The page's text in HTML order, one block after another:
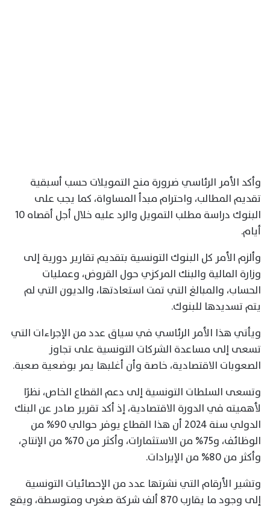
وأكد الأمر الرئاسي ضرورة منح التمويلات حسب أسبقية
تقديم المطالب، واحترام مبدأ المساواة، كما يجب على
البنوك دراسة مطلب التمويل والرد عليه خلال أجل أقصاه 10
أيام.
وألزم الأمر كل البنوك التونسية بتقديم تقارير دورية إلى
وزارة المالية والبنك المركزي حول القروض، وعمليات
الحساب، والمبالغ التي تمت استعادتها، والديون التي لم
يتم تسديدها للبنوك.
ويأتي هذا الأمر الرئاسي في سياق عدد من الإجراءات التي
تسعى إلى مساعدة الشركات التونسية على تجاوز
الصعوبات الاقتصادية، خاصة وأن أغلبها يمر بوضعية صعبة.
وتسعى السلطات التونسية إلى دعم القطاع الخاص، نظرًا
لأهميته في الدورة الاقتصادية، إذ أكد تقرير صادر عن البنك
الدولي سنة 2024 أن هذا القطاع يوفر حوالي 90% من
الوظائف، و75% من الاستثمارات، وأكثر من 70% من الإنتاج،
وأكثر من 80% من الإيرادات.
وتشير الأرقام التي نشرتها عدد من الإحصائيات التونسية
إلى وجود ما يقارب 870 ألف شركة صغرى ومتوسطة، ويقع